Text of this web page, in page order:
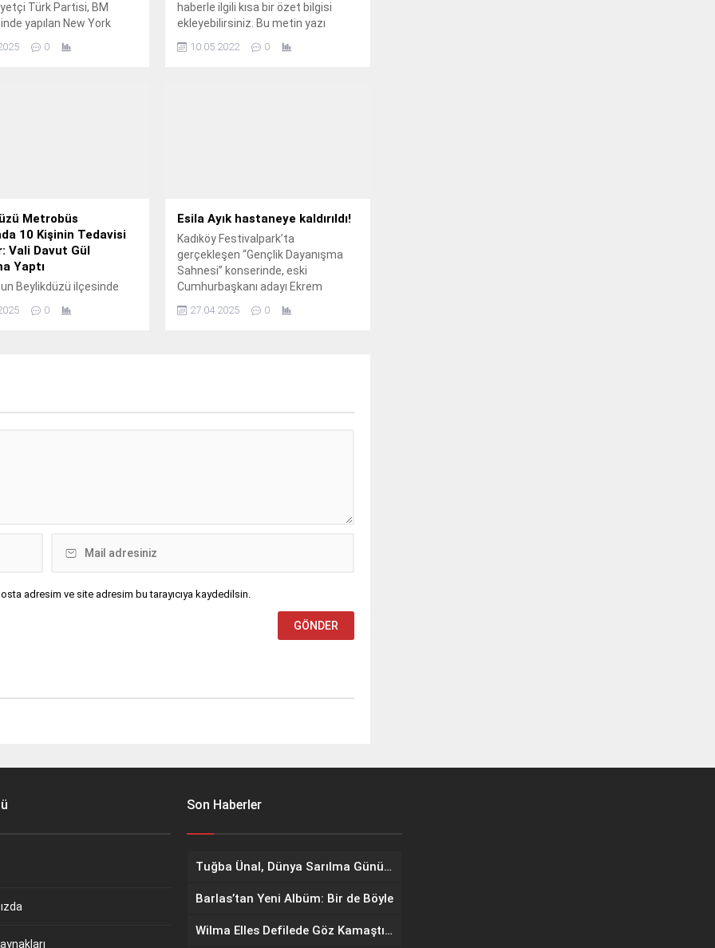
Türk Partisi, BM
yapılan New York
eleştirdi: “Çözüm
statükonun yeniden
0
haberle ilgili kısa bir özet bilgisi
ekleyebilirsiniz. Bu metin yazı
düzenleme sayfasında "Özet"
bölümünden eklenebilir. Özet
10.05.2022 0
Metrobüs
10 Kişinin Tedavisi
Vali Davut Gül
Yaptı
Beylikdüzü ilçesinde
yaşanan trafik
üzerinden yaptığı
0
Esila Ayık hastaneye kaldırıldı!
Kadıköy Festivalpark’ta
gerçekleşen “Gençlik Dayanışma
Sahnesi” konserinde, eski
Cumhurbaşkanı adayı Ekrem
protesto eden öğrencilerin
Kadıköy Gençlik Sahnesi’nde
27.04.2025 0
adresim ve site adresim bu tarayıcıya kaydedilsin.
Son Haberler
Tuğba Ünal, Dünya Sarılma Günü kapsamında hayranlarıyla buluştu
Barlas’tan Yeni Albüm: Bir de Böyle
Wilma Elles Defilede Göz Kamaştırdı, Kuliste Oğlunu Uyuttu